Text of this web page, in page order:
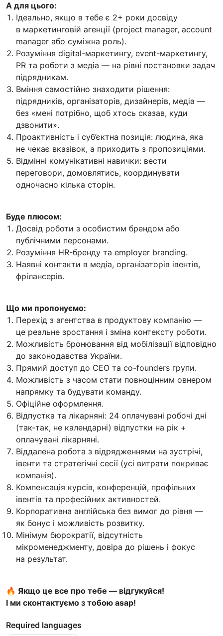
А для цього:
Ідеально, якщо в тебе є 2+ роки досвіду
в маркетинговій агенції (project manager, account
manager або суміжна роль).
Розуміння digital-маркетингу, event-маркетингу,
PR та роботи з медіа — на рівні постановки задач
підрядникам.
Вміння самостійно знаходити рішення:
підрядників, організаторів, дизайнерів, медіа —
без «мені потрібно, щоб хтось сказав, куди
дзвонити».
Проактивність і суб’єктна позиція: людина, яка
не чекає вказівок, а приходить з пропозиціями.
Відмінні комунікативні навички: вести
переговори, домовлятись, координувати
одночасно кілька сторін.
Буде плюсом:
Досвід роботи з особистим брендом або
публічними персонами.
Розуміння HR-бренду та employer branding.
Наявні контакти в медіа, організаторів івентів,
фрілансерів.
Що ми пропонуємо:
Перехід з агентства в продуктову компанію —
це реальне зростання і зміна контексту роботи.
Можливість бронювання від мобілізації відповідно
до законодавства України.
Прямий доступ до CEO та co-founders групи.
Можливість з часом стати повноцінним овнером
напрямку та будувати команду.
Офіційне оформлення.
Відпустка та лікарняні: 24 оплачувані робочі дні
(так-так, не календарні) відпустки на рік +
оплачувані лікарняні.
Віддалена робота з відрядженнями на зустрічі,
івенти та стратегічні сесії (усі витрати покриває
компанія).
Компенсація курсів, конференцій, профільних
івентів та професійних активностей.
Корпоративна англійська без вимог до рівня —
як бонус і можливість розвитку.
Мінімум бюрократії, відсутність
мікроменеджменту, довіра до рішень і фокус
на результат.
🔥 Якщо це все про тебе — відгукуйся!
І ми сконтактуємо з тобою asap!
Required languages